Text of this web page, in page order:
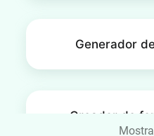
Generador
Creador de
para